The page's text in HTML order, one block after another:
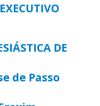
DE
de Passo